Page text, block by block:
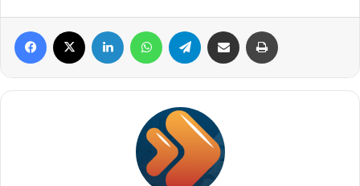
Facebook Linkedin WhatsAppTelegram Compartilhar via e-mail